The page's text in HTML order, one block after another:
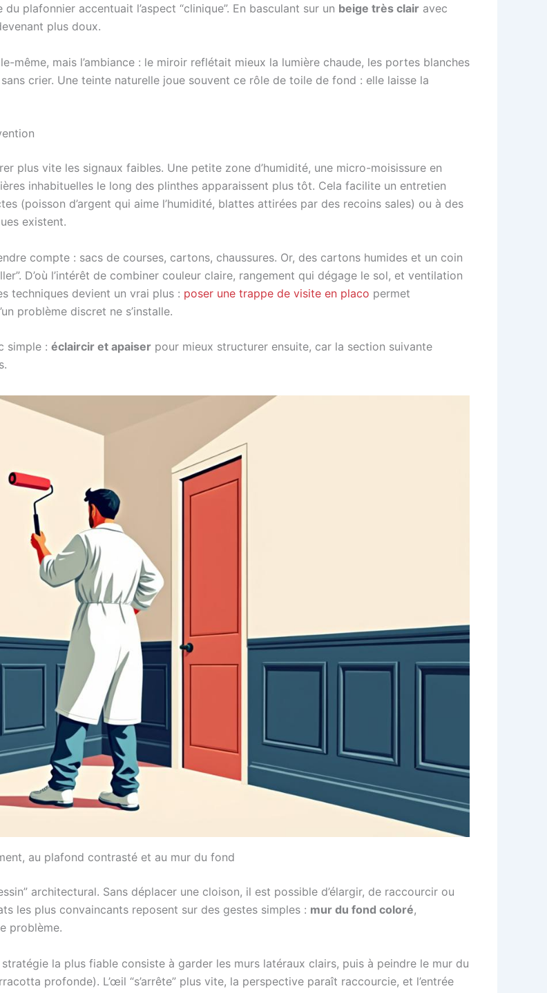
plafonnier accentuait l’aspect “clinique”. En basculant sur un beige très clair avec
plus doux.
même, mais l’ambiance : le miroir reflétait mieux la lumière chaude, les portes blanches
crier. Une teinte naturelle joue souvent ce rôle de toile de fond : elle laisse la
plus vite les signaux faibles. Une petite zone d’humidité, une micro-moisissure en
inhabituelles le long des plinthes apparaissent plus tôt. Cela facilite un entretien
(poisson d’argent qui aime l’humidité, blattes attirées par des recoins sales) ou à des
existent.
compte : sacs de courses, cartons, chaussures. Or, des cartons humides et un coin
D’où l’intérêt de combiner couleur claire, rangement qui dégage le sol, et ventilation
techniques devient un vrai plus : poser une trappe de visite en placo permet
problème discret ne s’installe.
simple : éclaircir et apaiser pour mieux structurer ensuite, car la section suivante
au plafond contrasté et au mur du fond
architectural. Sans déplacer une cloison, il est possible d’élargir, de raccourcir ou
les plus convaincants reposent sur des gestes simples : mur du fond coloré,
problème.
la plus fiable consiste à garder les murs latéraux clairs, puis à peindre le mur du
profonde). L’œil “s’arrête” plus vite, la perspective paraît raccourcie, et l’entrée